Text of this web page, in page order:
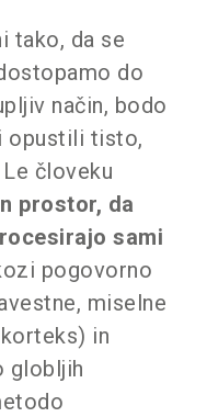
tako, da se
do
način, bodo
opustili tisto,
človeku
prostor, da
sami
pogovorno
miselne
in
globljih